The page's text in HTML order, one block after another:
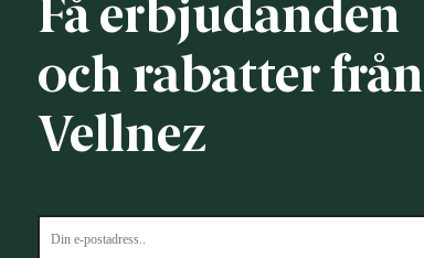
Få erbjudanden
och rabatter från
Vellnez